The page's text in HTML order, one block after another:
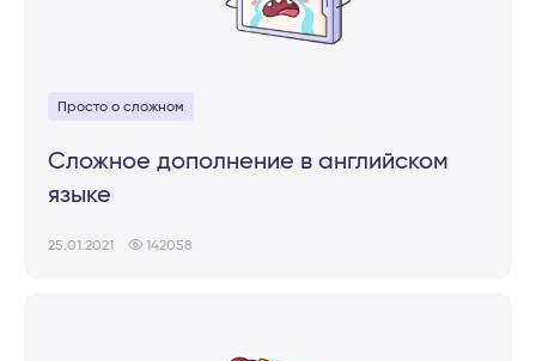
Просто о сложном
Сложное дополнение в английском
языке
25.01.2021 142058